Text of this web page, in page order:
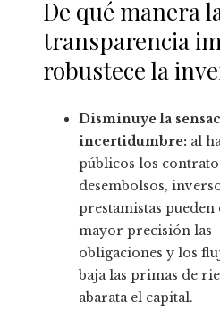
De qué manera
transparencia
robustece la
Disminuye la
incertidumbre: al
públicos los
desembolsos,
prestamistas pueden
mayor precisión las
obligaciones y los
baja las primas de
abarata el capital.